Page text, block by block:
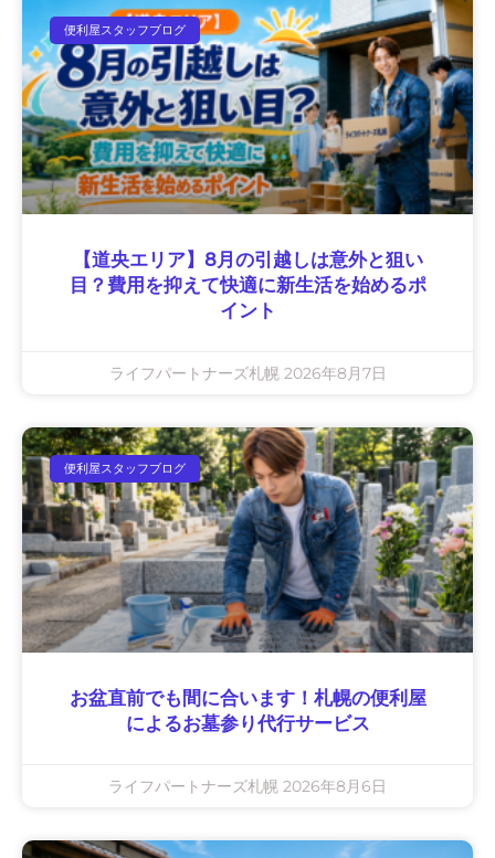
便利屋スタッフブログ
【道央エリア】8月の引越しは意外と狙い
目？費用を抑えて快適に新生活を始めるポ
イント
ライフパートナーズ札幌 2026年8月7日
便利屋スタッフブログ
お盆直前でも間に合います！札幌の便利屋
によるお墓参り代行サービス
ライフパートナーズ札幌 2026年8月6日